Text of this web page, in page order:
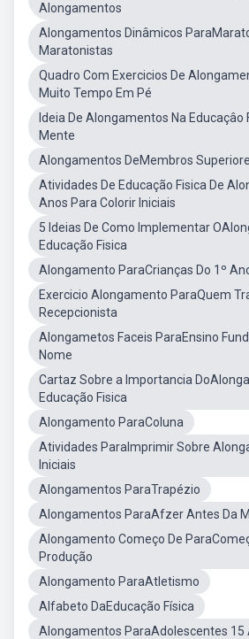
Alongamentos
Alongamentos Dinâmicos
Maratonistas
Quadro Com Exercicios De
Muito Tempo Em Pé
Ideia De Alongamentos Na Educaçâo
Mente
Alongamentos DeMembros
Atividades De Educação Fisica De
Anos Para Colorir Iniciais
5 Ideias De Como Implementar
Educação Fisica
Alongamento ParaCrianças Do 1º
Exercicio Alongamento ParaQuem
Recepcionista
Alongametos Faceis ParaEnsino
Nome
Cartaz Sobre a Importancia
Educação Fisica
Alongamento ParaColuna
Atividades ParaImprimir Sobre
Iniciais
Alongamentos ParaTrapézio
Alongamentos ParaAfzer Antes Da
Alongamento Começo De
Produção
Alongamento ParaAtletismo
Alfabeto DaEducação Física
Alongamentos ParaAdolescentes 15